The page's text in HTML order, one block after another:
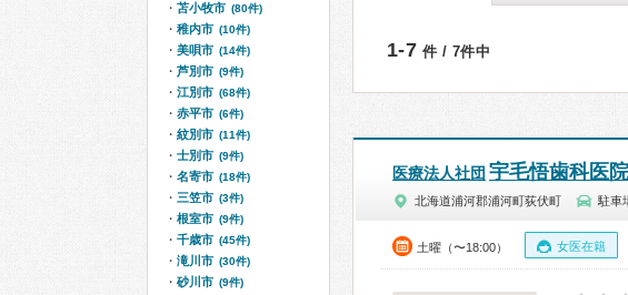
1-7 件 / 7件中
医療法人社団 宇毛悟歯科医院
北海道浦河郡浦河町荻伏町 駐車
土曜（〜18:00） 女医在籍
苫小牧市 (80件)
稚内市 (10件)
美唄市 (14件)
芦別市 (9件)
江別市 (68件)
赤平市 (6件)
紋別市 (11件)
士別市 (9件)
名寄市 (18件)
三笠市 (3件)
根室市 (9件)
千歳市 (45件)
滝川市 (30件)
砂川市 (9件)